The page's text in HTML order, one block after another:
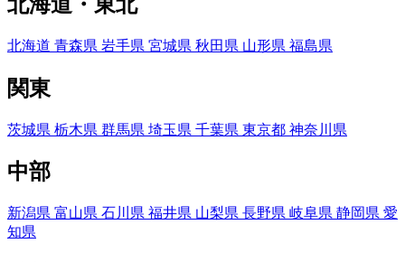
北海道 青森県 岩手県 宮城県 秋田県 山形県 福島県
関東
茨城県 栃木県 群馬県 埼玉県 千葉県 東京都 神奈川県
中部
新潟県 富山県 石川県 福井県 山梨県 長野県 岐阜県 静岡県 愛
知県